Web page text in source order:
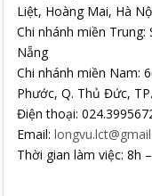
Liệt, Hoàng Mai, Hà
Chi nhánh miền Trung:
Nẵng
Chi nhánh miền Nam:
Phước, Q. Thủ Đức,
Điện thoại:
Email:
Thời gian làm việc: 8h